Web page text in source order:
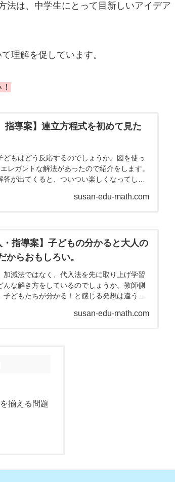
法は、中学生にとって目新しいアイデア
理解を促しています。
導案】連立方程式を初めて見た
もはどう反応するのでしょうか。図を使っ
レガントな解法があったので紹介をします。
が出てくると、ついつい楽しくなってしま
susan-edu-math.com
・指導案】子どもの分かると大人の
からおもしろい。
減法ではなく、代入法を先に取り上げ学習
な解き方をしているのでしょうか。教師側
どもたちが分かる！と感じる発想は違うん
susan-edu-math.com
揃える問題